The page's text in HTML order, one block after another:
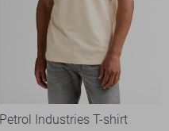
Petrol Industries T-shirt